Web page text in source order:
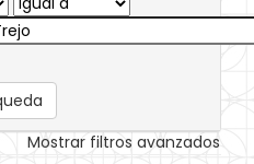
Mostrar filtros avanzados